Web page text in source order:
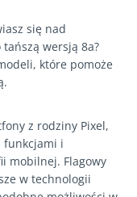
się nad
wersją 8a?
które pomoże
z rodziny Pixel,
funkcjami i
mobilnej. Flagowy
w technologii